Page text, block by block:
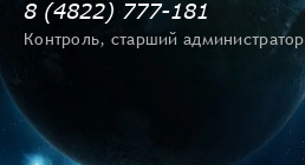
8 (4822) 777-181
Контроль, cтарший администратор